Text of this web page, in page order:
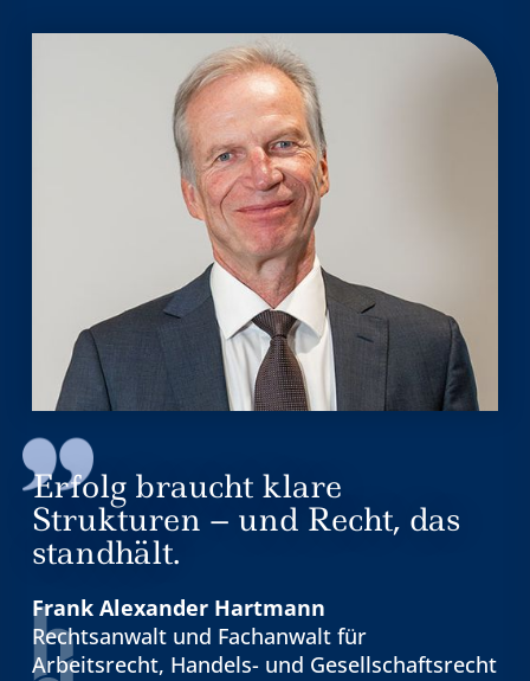
Erfolg braucht klare
Strukturen – und Recht, das
standhält.
Frank Alexander Hartmann
Rechtsanwalt und Fachanwalt für
Arbeitsrecht, Handels- und Gesellschaftsrecht